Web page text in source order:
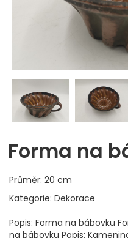
Forma na
Průměr: 20 cm
Kategorie: Dekorace
Popis: Forma na bábovku
na bábovku Popis: